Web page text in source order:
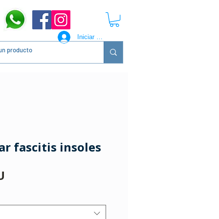
Iniciar sesión
fascitis insoles